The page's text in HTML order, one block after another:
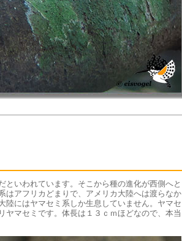
といわれています。そこから種の進化が西側へと
はアフリカどまりで、アメリカ大陸へは渡らなか
陸にはヤマセミ系しか生息していません。ヤマセ
ヤマセミです。体長は１３ｃｍほどなので、本当